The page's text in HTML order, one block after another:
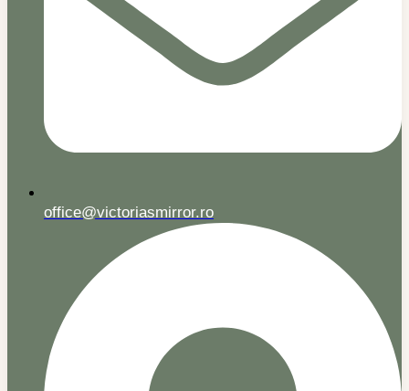
office@victoriasmirror.ro